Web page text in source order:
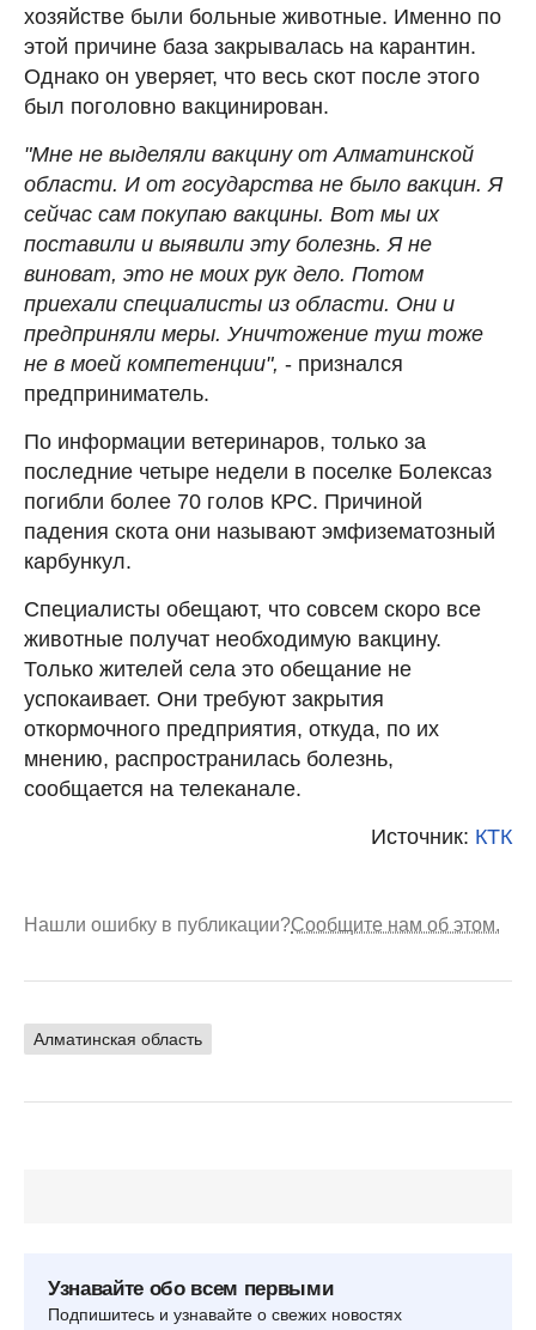
хозяйстве были больные животные. Именно по
этой причине база закрывалась на карантин.
Однако он уверяет, что весь скот после этого
был поголовно вакцинирован.
"Мне не выделяли вакцину от Алматинской
области. И от государства не было вакцин. Я
сейчас сам покупаю вакцины. Вот мы их
поставили и выявили эту болезнь. Я не
виноват, это не моих рук дело. Потом
приехали специалисты из области. Они и
предприняли меры. Уничтожение туш тоже
не в моей компетенции", - признался
предприниматель.
По информации ветеринаров, только за
последние четыре недели в поселке Болексаз
погибли более 70 голов КРС. Причиной
падения скота они называют эмфизематозный
карбункул.
Специалисты обещают, что совсем скоро все
животные получат необходимую вакцину.
Только жителей села это обещание не
успокаивает. Они требуют закрытия
откормочного предприятия, откуда, по их
мнению, распространилась болезнь,
сообщается на телеканале.
Источник: КТК
Нашли ошибку в публикации?Сообщите нам об этом.
Алматинская область
Узнавайте обо всем первыми
Подпишитесь и узнавайте о свежих новостях